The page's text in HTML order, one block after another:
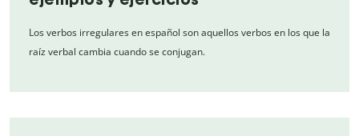
Los verbos irregulares en español son aquellos verbos en los que la
raíz verbal cambia cuando se conjugan.